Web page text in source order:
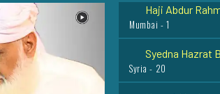
Mumbai - 1
Syedna Hazrat
Syria - 20
Hazrat Moulana